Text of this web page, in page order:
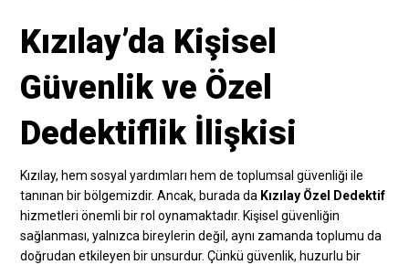
Kızılay’da Kişisel
Güvenlik ve Özel
Dedektiflik İlişkisi
Kızılay, hem sosyal yardımları hem de toplumsal güvenliği ile
tanınan bir bölgemizdir. Ancak, burada da Kızılay Özel Dedektif
hizmetleri önemli bir rol oynamaktadır. Kişisel güvenliğin
sağlanması, yalnızca bireylerin değil, aynı zamanda toplumu da
doğrudan etkileyen bir unsurdur. Çünkü güvenlik, huzurlu bir